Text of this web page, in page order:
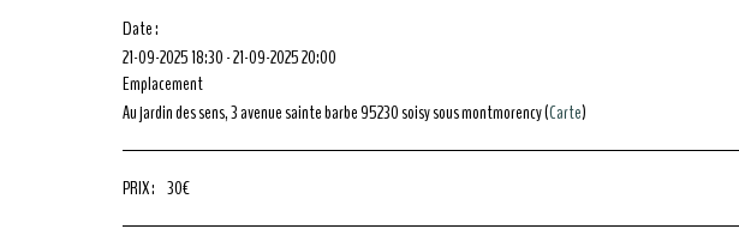
Date :
21-09-2025 18:30 - 21-09-2025 20:00
Emplacement
Au jardin des sens, 3 avenue sainte barbe 95230 soisy sous montmorency (Carte)
PRIX : 30€